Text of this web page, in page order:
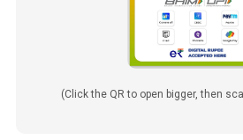
(Click the QR to open bigger, then